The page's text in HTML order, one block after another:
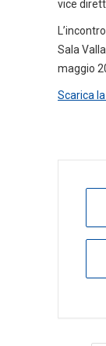
vice
Sala
maggio
Scarica